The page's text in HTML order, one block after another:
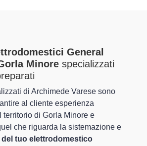
General
Minore specializzati
di Archimede Varese sono
al cliente esperienza
territorio di Gorla Minore e
che riguarda la sistemazione e
del tuo elettrodomestico